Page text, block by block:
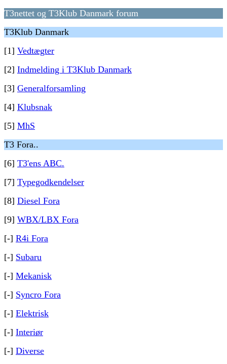
T3nettet og T3Klub Danmark forum
T3Klub Danmark
[1] Vedtægter
[2] Indmelding i T3Klub Danmark
[3] Generalforsamling
[4] Klubsnak
[5] MhS
T3 Fora..
[6] T3'ens ABC.
[7] Typegodkendelser
[8] Diesel Fora
[9] WBX/LBX Fora
[-] R4i Fora
[-] Subaru
[-] Mekanisk
[-] Syncro Fora
[-] Elektrisk
[-] Interiør
[-] Diverse